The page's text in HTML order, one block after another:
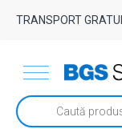
TRANSPORT
Products
search